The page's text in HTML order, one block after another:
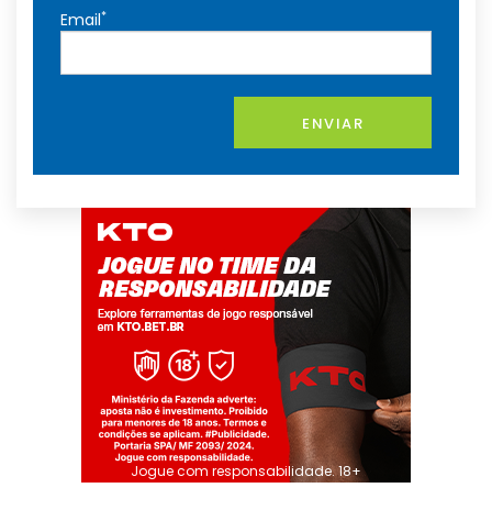
Email*
ENVIAR
Jogue com responsabilidade. 18+